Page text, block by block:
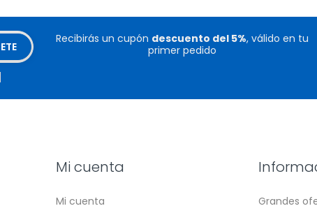
Recibirás un cupón descuento del 5%, válido en tu
primer pedido
Mi cuenta
Mi cuenta Grandes